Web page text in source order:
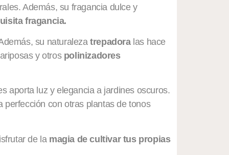
Además, su fragancia dulce y
fragancia.
su naturalezatrepadoralas hace
y otros polinizadores
aporta luz y elegancia a jardines oscuros.
con otras plantas de tonos
de la magia de cultivar tus propias